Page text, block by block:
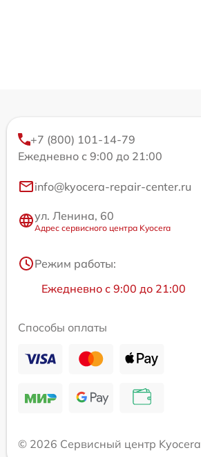
+7 (800) 101-14-79
Ежедневно с 9:00 до 21:00
info@kyocera-repair-center.ru
ул. Ленина, 60
Адрес сервисного центра Kyocera
Режим работы:
Ежедневно с 9:00 до 21:00
Способы оплаты
© 2026 Сервисный центр Kyocera